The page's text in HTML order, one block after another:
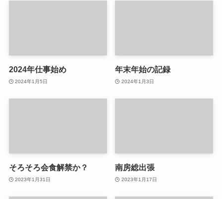
2024年仕事始め
2024年1月5日
年末年始の記録
2024年1月3日
そろそろ会食解禁か？
2023年1月31日
南房総出張
2023年1月17日